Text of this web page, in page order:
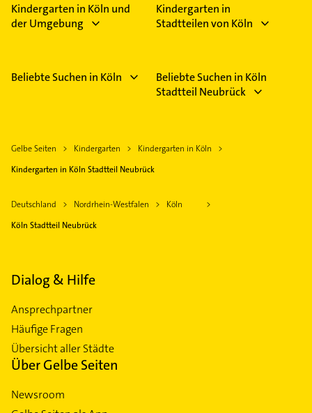
Kindergarten in Köln und
der Umgebung
Kindergarten in
Stadtteilen von Köln
Beliebte Suchen in Köln
Beliebte Suchen in Köln
Stadtteil Neubrück
Gelbe Seiten Kindergarten
Kindergarten in Köln
Kindergarten in Köln Stadtteil Neubrück
Deutschland Nordrhein-Westfalen
Köln
Köln Stadtteil Neubrück
Dialog & Hilfe
Ansprechpartner
Häufige Fragen
Übersicht aller Städte
Über Gelbe Seiten
Newsroom